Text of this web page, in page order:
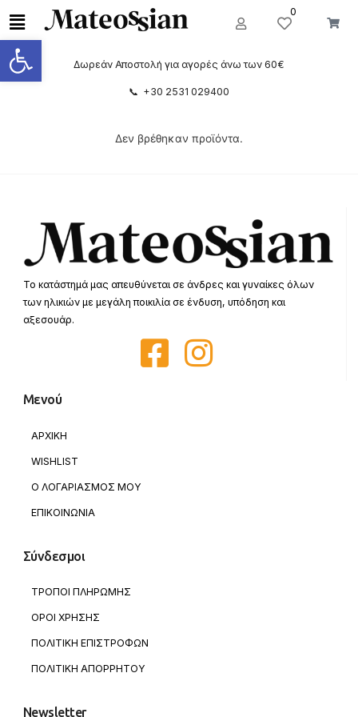
Ανοίξτε τη γραμμή εργαλείων
0
Δωρεάν Αποστολή για αγορές άνω των 60€
📞 +30 2531 029400
Δεν βρέθηκαν προϊόντα.
Το κατάστημά μας απευθύνεται σε άνδρες και γυναίκες όλων
των ηλικιών με μεγάλη ποικιλία σε ένδυση, υπόδηση και
αξεσουάρ.
Μενού
ΑΡΧΙΚΗ
WISHLIST
Ο ΛΟΓΑΡΙΑΣΜΟΣ ΜΟΥ
ΕΠΙΚΟΙΝΩΝΙΑ
Σύνδεσμοι
ΤΡΟΠΟΙ ΠΛΗΡΩΜΗΣ
ΟΡΟΙ ΧΡΗΣΗΣ
ΠΟΛΙΤΙΚΗ ΕΠΙΣΤΡΟΦΩΝ
ΠΟΛΙΤΙΚΗ ΑΠΟΡΡΗΤΟΥ
Newsletter